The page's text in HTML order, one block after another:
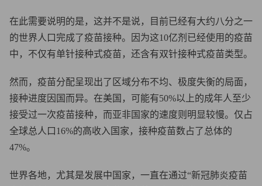
在此需要说明的是，这并不是说，目前已经有大约八分之一
的世界人口完成了疫苗接种。因为这10亿剂已经使用的疫苗
中，不仅有单针接种式疫苗，还含有双针接种式疫苗类型。
然而，疫苗分配呈现出了区域分布不均、极度失衡的局面，
接种进度因国而异。在美国，可能有50%以上的成年人至少
接受过一次疫苗接种，而亚非国家的速度则明显较慢。仅占
全球总人口16%的高收入国家，接种疫苗数占了总体的
47%。
世界各地，尤其是发展中国家，一直在通过“新冠肺炎疫苗